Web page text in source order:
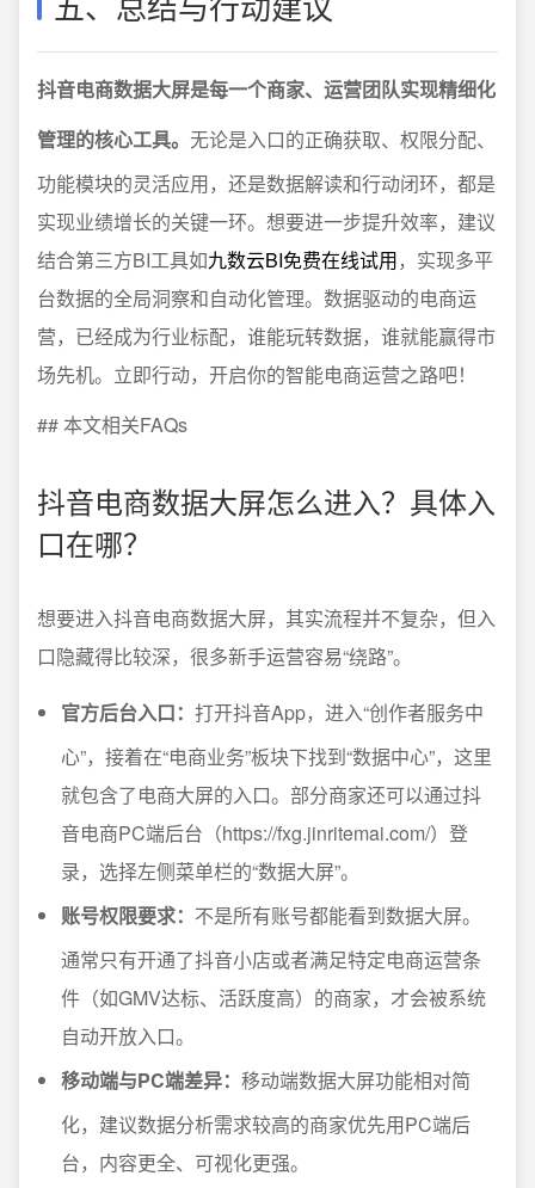
抖音电商数据大屏是每一个商家、运营团队实现精细化
管理的核心工具。 无论是入口的正确获取、权限分配、
功能模块的灵活应用，还是数据解读和行动闭环，都是
实现业绩增长的关键一环。想要进一步提升效率，建议
结合第三方BI工具如九数云BI免费在线试用，实现多平
台数据的全局洞察和自动化管理。数据驱动的电商运
营，已经成为行业标配，谁能玩转数据，谁就能赢得市
场先机。立即行动，开启你的智能电商运营之路吧！
## 本文相关FAQs
抖音电商数据大屏怎么进入？具体入
口在哪？
想要进入抖音电商数据大屏，其实流程并不复杂，但入
口隐藏得比较深，很多新手运营容易“绕路”。
官方后台入口： 打开抖音App，进入“创作者服务中
心”，接着在“电商业务”板块下找到“数据中心”，这里
就包含了电商大屏的入口。部分商家还可以通过抖
音电商PC端后台（https://fxg.jinritemai.com/）登
录，选择左侧菜单栏的“数据大屏”。
账号权限要求： 不是所有账号都能看到数据大屏。
通常只有开通了抖音小店或者满足特定电商运营条
件（如GMV达标、活跃度高）的商家，才会被系统
自动开放入口。
移动端与PC端差异： 移动端数据大屏功能相对简
化，建议数据分析需求较高的商家优先用PC端后
台，内容更全、可视化更强。